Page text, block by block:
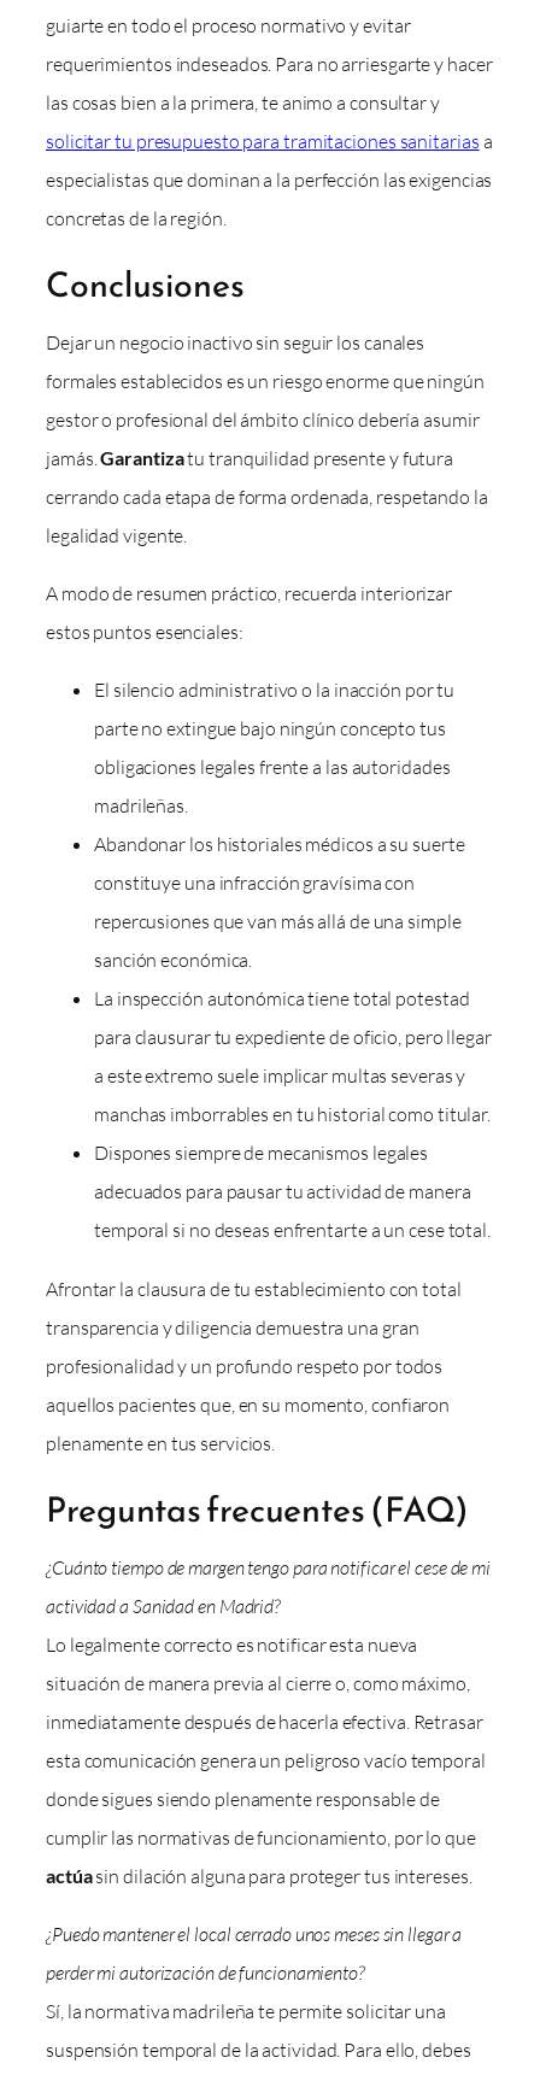
guiarte en todo el proceso normativo y evitar
requerimientos indeseados. Para no arriesgarte y hacer
las cosas bien a la primera, te animo a consultar y
solicitar tu presupuesto para tramitaciones sanitarias a
especialistas que dominan a la perfección las exigencias
concretas de la región.
Conclusiones
Dejar un negocio inactivo sin seguir los canales
formales establecidos es un riesgo enorme que ningún
gestor o profesional del ámbito clínico debería asumir
jamás.Garantizatu tranquilidad presente y futura
cerrando cada etapa de forma ordenada, respetando la
legalidad vigente.
A modo de resumen práctico, recuerda interiorizar
estos puntos esenciales:
El silencio administrativo o la inacción por tu
parte no extingue bajo ningún concepto tus
obligaciones legales frente a las autoridades
madrileñas.
Abandonar los historiales médicos a su suerte
constituye una infracción gravísima con
repercusiones que van más allá de una simple
sanción económica.
La inspección autonómica tiene total potestad
para clausurar tu expediente de oficio, pero llegar
a este extremo suele implicar multas severas y
manchas imborrables en tu historial como titular.
Dispones siempre de mecanismos legales
adecuados para pausar tu actividad de manera
temporal si no deseas enfrentarte a un cese total.
Afrontar la clausura de tu establecimiento con total
transparencia y diligencia demuestra una gran
profesionalidad y un profundo respeto por todos
aquellos pacientes que, en su momento, confiaron
plenamente en tus servicios.
Preguntas frecuentes (FAQ)
¿Cuánto tiempo de margen tengo para notificar el cese de mi
actividad a Sanidad en Madrid?
Lo legalmente correcto es notificar esta nueva
situación de manera previa al cierre o, como máximo,
inmediatamente después de hacerla efectiva. Retrasar
esta comunicación genera un peligroso vacío temporal
donde sigues siendo plenamente responsable de
cumplir las normativas de funcionamiento, por lo que
actúasin dilación alguna para proteger tus intereses.
¿Puedo mantener el local cerrado unos meses sin llegar a
perder mi autorización de funcionamiento?
Sí, la normativa madrileña te permite solicitar una
suspensión temporal de la actividad. Para ello, debes